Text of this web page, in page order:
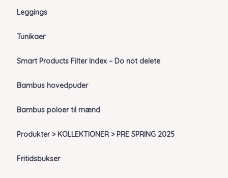
Leggings
Tunikaer
Smart Products Filter Index – Do not delete
Bambus hovedpuder
Bambus poloer til mænd
Produkter > KOLLEKTIONER > PRE SPRING 2025
Fritidsbukser